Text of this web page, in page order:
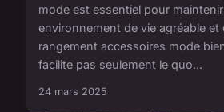
mode est essentiel pour
environnement de vie agréable et
rangement accessoires mode
facilite pas seulement le quo...
24 mars 2025